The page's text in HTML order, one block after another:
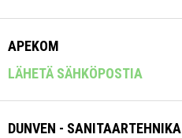
APEKOM
LÄHETÄ SÄHKÖPOSTIA
DUNVEN - SANITAARTEHNIKA